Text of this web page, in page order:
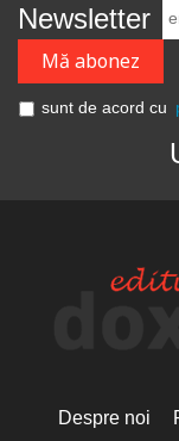
Newsletter
sunt de acord cu
Despre noi